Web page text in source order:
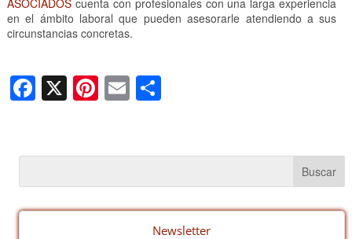
ASOCIADOScuenta con profesionales con una larga experiencia
en el ámbito laboral que pueden asesorarle atendiendo a sus
circunstancias concretas.
F
a
e
b
o
X Pi
nt
e
st
E
m
C
p
ar
tir
Newsletter